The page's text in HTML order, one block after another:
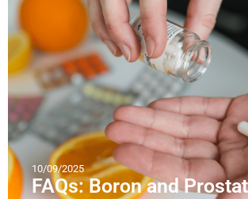
10/09/2025
FAQs: Boron and